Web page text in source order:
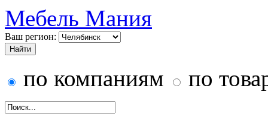
Мебель Мания
Ваш регион:
по компаниям по